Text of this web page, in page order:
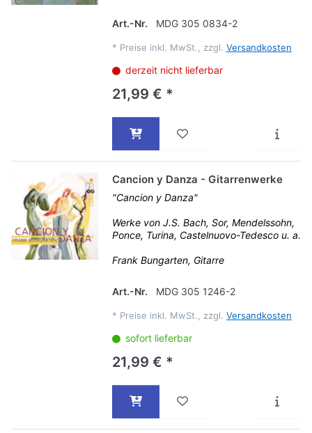
Art.-Nr. MDG 305 0834-2
* Preise inkl. MwSt., zzgl. Versandkosten
derzeit nicht lieferbar
21,99 € *
Cancion y Danza - Gitarrenwerke
"Cancion y Danza"
Werke von J.S. Bach, Sor, Mendelssohn,
Ponce, Turina, Castelnuovo-Tedesco u. a.
Frank Bungarten, Gitarre
Art.-Nr. MDG 305 1246-2
* Preise inkl. MwSt., zzgl. Versandkosten
sofort lieferbar
21,99 € *